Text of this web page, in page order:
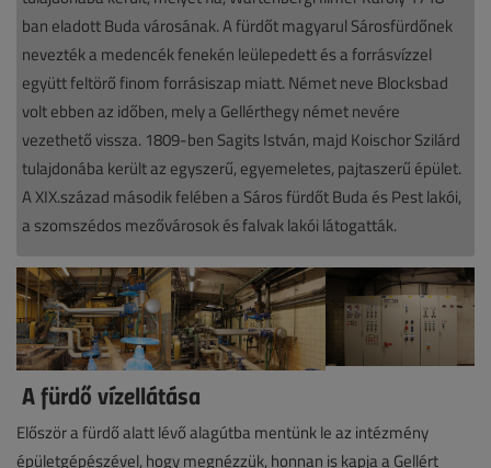
ban eladott Buda városának. A fürdőt magyarul Sárosfürdőnek
nevezték a medencék fenekén leülepedett és a forrásvízzel
együtt feltörő finom forrásiszap miatt. Német neve Blocksbad
volt ebben az időben, mely a Gellérthegy német nevére
vezethető vissza. 1809-ben Sagits István, majd Koischor Szilárd
tulajdonába került az egyszerű, egyemeletes, pajtaszerű épület.
A XIX.század második felében a Sáros fürdőt Buda és Pest lakói,
a szomszédos mezővárosok és falvak lakói látogatták.
A fürdő vízellátása
Először a fürdő alatt lévő alagútba mentünk le az intézmény
épületgépészével, hogy megnézzük, honnan is kapja a Gellért